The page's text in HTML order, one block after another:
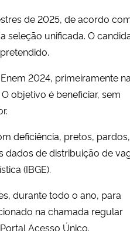
de 2025, de acordo
seleção unificada. O
2024, primeiramente
objetivo é beneficiar, sem
deficiência, pretos, pardos,
dados de distribuição de
(IBGE).
durante todo o ano, para
na chamada regular
Acesso Único.